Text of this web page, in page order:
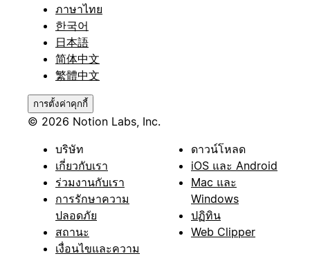
ภาษาไทย
한국어
日本語
简体中文
繁體中文
การตั้งค่าคุกกี้
© 2026 Notion Labs, Inc.
บริษัท
เกี่ยวกับเรา
ร่วมงานกับเรา
การรักษาความ
ปลอดภัย
สถานะ
เงื่อนไขและความ
ดาวน์โหลด
iOS และ Android
Mac และ
Windows
ปฏิทิน
Web Clipper